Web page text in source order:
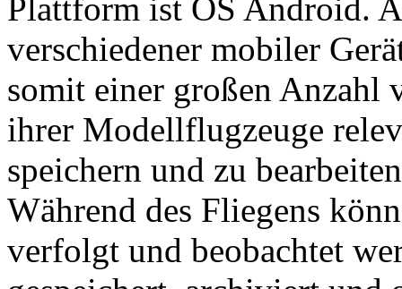
Plattform ist OS Android.
verschiedener mobiler
somit einer großen Anzahl
ihrer Modellflugzeuge
speichern und zu
Während des Fliegens
verfolgt und beobachtet